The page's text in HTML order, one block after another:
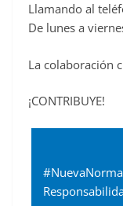
Llamando al
De lunes a
La colaboración
¡CONTRIBUYE!